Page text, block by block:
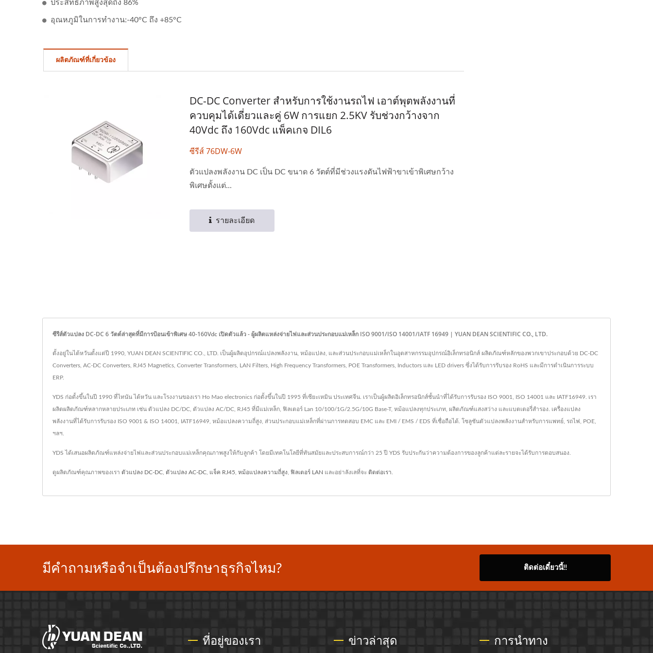
ประสิทธิภาพสูงสุดถึง 86%
อุณหภูมิในการทำงาน:-40°C ถึง +85°C
ผลิตภัณฑ์ที่เกี่ยวข้อง
DC-DC Converter สำหรับการใช้งานรถไฟ เอาต์พุตพลังงานที่
ควบคุมได้เดี่ยวและคู่ 6W การแยก 2.5KV รับช่วงกว้างจาก
40Vdc ถึง 160Vdc แพ็คเกจ DIL6
ซีรีส์ 76DW-6W
ตัวแปลงพลังงาน DC เป็น DC ขนาด 6 วัตต์ที่มีช่วงแรงดันไฟฟ้าขาเข้าพิเศษกว้าง
พิเศษตั้งแต่...
รายละเอียด
ซีรีส์ตัวแปลง DC-DC 6 วัตต์ล่าสุดที่มีการป้อนเข้าพิเศษ 40-160Vdc เปิดตัวแล้ว - ผู้ผลิตแหล่งจ่ายไฟและส่วนประกอบแม่เหล็ก ISO 9001/ISO 14001/IATF 16949 | YUAN DEAN SCIENTIFIC CO., LTD.
ตั้งอยู่ในไต้หวันตั้งแต่ปี 1990, YUAN DEAN SCIENTIFIC CO., LTD. เป็นผู้ผลิตอุปกรณ์แปลงพลังงาน, หม้อแปลง, และส่วนประกอบแม่เหล็กในอุตสาหกรรมอุปกรณ์อิเล็กทรอนิกส์ ผลิตภัณฑ์หลักของพวกเขาประกอบด้วย DC-DC
Converters, AC-DC Converters, RJ45 Magnetics, Converter Transformers, LAN Filters, High Frequency Transformers, POE Transformers, Inductors และ LED drivers ซึ่งได้รับการรับรอง RoHS และมีการดำเนินการระบบ
ERP.
YDS ก่อตั้งขึ้นในปี 1990 ที่ไทนัน ไต้หวัน และโรงงานของเรา Ho Mao electronics ก่อตั้งขึ้นในปี 1995 ที่เซียะเหมิน ประเทศจีน. เราเป็นผู้ผลิตอิเล็กทรอนิกส์ชั้นนำที่ได้รับการรับรอง ISO 9001, ISO 14001 และ IATF16949. เรา
ผลิตผลิตภัณฑ์หลากหลายประเภท เช่น ตัวแปลง DC/DC, ตัวแปลง AC/DC, RJ45 ที่มีแม่เหล็ก, ฟิลเตอร์ Lan 10/100/1G/2.5G/10G Base-T, หม้อแปลงทุกประเภท, ผลิตภัณฑ์แสงสว่าง และแบตเตอรี่สำรอง. เครื่องแปลง
พลังงานที่ได้รับการรับรอง ISO 9001 & ISO 14001, IATF16949, หม้อแปลงความถี่สูง, ส่วนประกอบแม่เหล็กที่ผ่านการทดสอบ EMC และ EMI / EMS / EDS ที่เชื่อถือได้. โซลูชันตัวแปลงพลังงานสำหรับการแพทย์, รถไฟ, POE,
ฯลฯ.
YDS ได้เสนอผลิตภัณฑ์แหล่งจ่ายไฟและส่วนประกอบแม่เหล็กคุณภาพสูงให้กับลูกค้า โดยมีเทคโนโลยีที่ทันสมัยและประสบการณ์กว่า 25 ปี YDS รับประกันว่าความต้องการของลูกค้าแต่ละรายจะได้รับการตอบสนอง.
ดูผลิตภัณฑ์คุณภาพของเรา ตัวแปลง DC-DC ตัวแปลง AC-DC แจ็ค RJ45 หม้อแปลงความถี่สูง ฟิลเตอร์ LAN และอย่าลังเลที่จะ ติดต่อเรา
มีคำถามหรือจำเป็นต้องปรึกษาธุรกิจไหม? ติดต่อเดี๋ยวนี้!!
ที่อยู่ของเรา ข่าวล่าสุด การนำทาง